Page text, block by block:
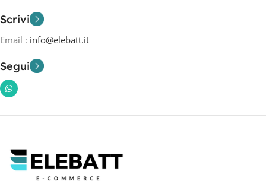
Scrivi
Email : info@elebatt.it
Segui